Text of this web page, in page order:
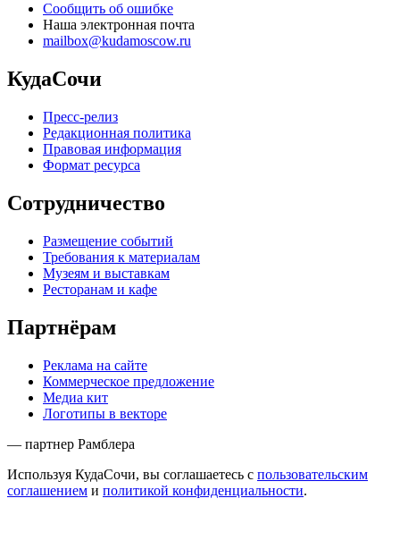
Сообщить об ошибке
Наша электронная почта
mailbox@kudamoscow.ru
КудаСочи
Пресс-релиз
Редакционная политика
Правовая информация
Формат ресурса
Сотрудничество
Размещение событий
Требования к материалам
Музеям и выставкам
Ресторанам и кафе
Партнёрам
Реклама на сайте
Коммерческое предложение
Медиа кит
Логотипы в векторе
— партнер Рамблера
Используя КудаСочи, вы соглашаетесь с пользовательским
соглашением и политикой конфиденциальности.